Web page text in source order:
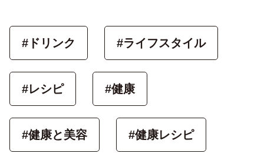
#ドリンク #ライフスタイル
#レシピ #健康
#健康と美容 #健康レシピ